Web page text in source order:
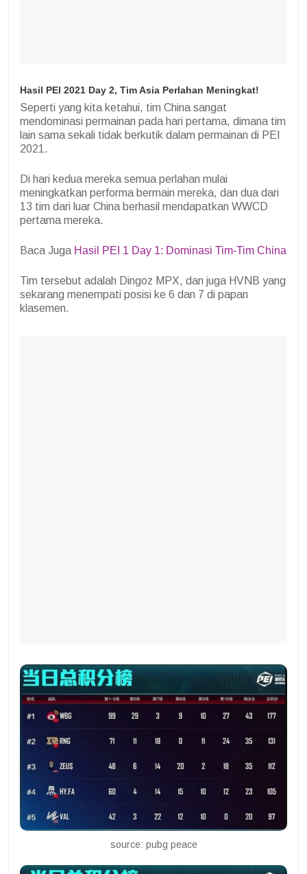
Hasil PEI 2021 Day 2, Tim Asia Perlahan Meningkat!
Seperti yang kita ketahui, tim China sangat
mendominasi permainan pada hari pertama, dimana tim
lain sama sekali tidak berkutik dalam permainan di PEI
2021.
Di hari kedua mereka semua perlahan mulai
meningkatkan performa bermain mereka, dan dua dari
13 tim dari luar China berhasil mendapatkan WWCD
pertama mereka.
Baca Juga Hasil PEI 1 Day 1: Dominasi Tim-Tim China
Tim tersebut adalah Dingoz MPX, dan juga HVNB yang
sekarang menempati posisi ke 6 dan 7 di papan
klasemen.
source: pubg peace